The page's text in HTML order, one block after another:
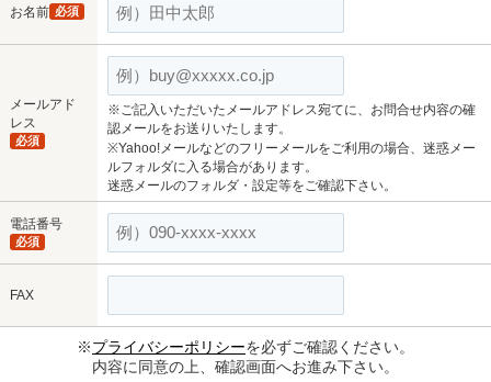
お名前 必須
メールアド
レス
必須
※ご記入いただいたメールアドレス宛てに、お問合せ内容の確
認メールをお送りいたします。
※Yahoo!メールなどのフリーメールをご利用の場合、迷惑メー
ルフォルダに入る場合があります。
迷惑メールのフォルダ・設定等をご確認下さい。
電話番号
必須
FAX
※プライバシーポリシーを必ずご確認ください。
内容に同意の上、確認画面へお進み下さい。